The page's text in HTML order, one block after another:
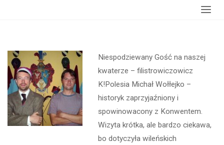
Niespodziewany Gość na naszej
kwaterze – filistrowiczowicz
K!Polesia Michał Wołłejko –
historyk zaprzyjaźniony i
spowinowacony z Konwentem.
Wizyta krótka, ale bardzo ciekawa,
bo dotyczyła wileńskich